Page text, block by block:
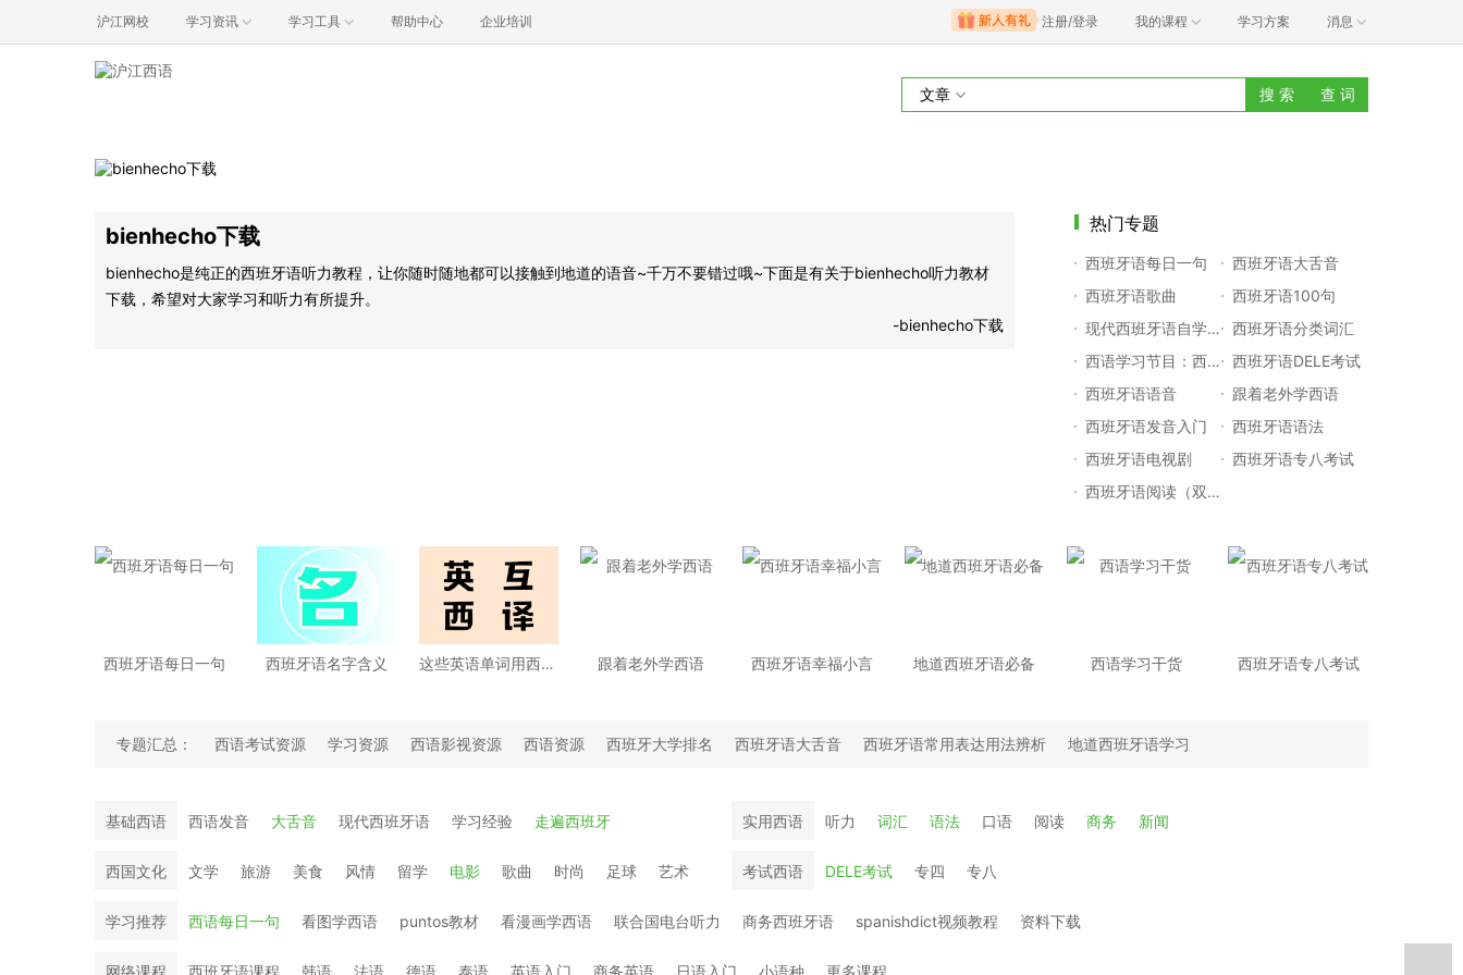
沪江网校 学习资讯 学习工具 帮助中心 企业培训 注册/登录 我的课程 学习方案 消息
文章 搜 索 查 词
bienhecho下载
bienhecho是纯正的西班牙语听力教程，让你随时随地都可以接触到地道的语音~千万不要错过哦~下面是有关于bienhecho听力教材
下载，希望对大家学习和听力有所提升。
-bienhecho下载
热门专题
西班牙语每日一句
西班牙语大舌音
西班牙语歌曲
西班牙语100句
现代西班牙语自学笔记
西班牙语分类词汇
西语学习节目：西语下午茶
西班牙语DELE考试
西班牙语语音
跟着老外学西语
西班牙语发音入门
西班牙语语法
西班牙语电视剧
西班牙语专八考试
西班牙语阅读（双语）
西班牙语每日一句 西班牙语名字含义 这些英语单词用西班牙语怎么说？ 跟着老外学西语 西班牙语幸福小言 地道西班牙语必备 西语学习干货 西班牙语专八考试
专题汇总： 西语考试资源 学习资源 西语影视资源 西语资源 西班牙大学排名 西班牙语大舌音 西班牙语常用表达用法辨析
地道西班牙语学习
基础西语 西语发音 大舌音 现代西班牙语 学习经验 走遍西班牙 实用西语 听力 词汇 语法 口语 阅读 商务 新闻
西国文化 文学 旅游 美食 风情 留学 电影 歌曲 时尚 足球 艺术 考试西语 DELE考试 专四 专八
学习推荐 西语每日一句 看图学西语 puntos教材 看漫画学西语 联合国电台听力 商务西班牙语 spanishdict视频教程 资料下载
网络课程 西班牙语课程 韩语 法语 德语 泰语 英语入门 商务英语 日语入门 小语种 更多课程